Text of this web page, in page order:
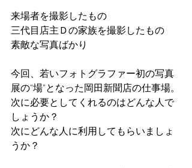
来場者を撮影したもの
三代目店主Ｄの家族を撮影したもの
素敵な写真ばかり
今回、若いフォトグラファー初の写真
展の"場"となった岡田新聞店の仕事場。
次に必要としてくれるのはどんな人で
しょうか？
次にどんな人に利用してもらいましょ
うか？